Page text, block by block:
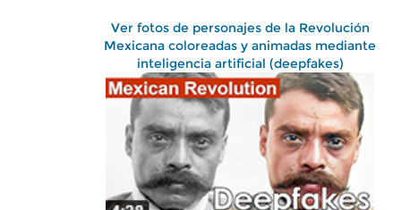
Ver fotos de personajes de la Revolución
Mexicana coloreadas y animadas mediante
inteligencia artificial (deepfakes)